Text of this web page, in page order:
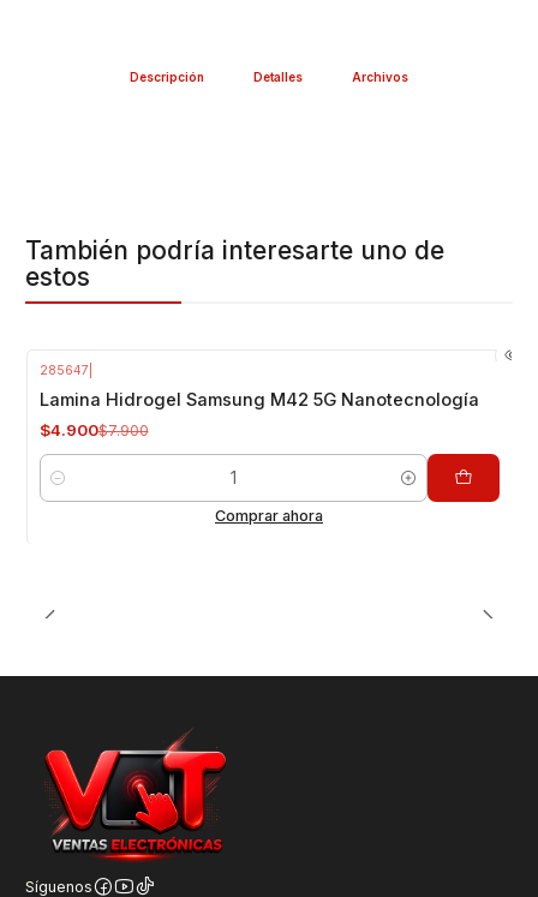
Respaldo VENTAS ELECTRONICAS
Gran variedad y repuestos para tu smartphone
Descripción Detalles Archivos
También podría interesarte uno de
estos
285647
Lamina Hidrogel Samsung M42 5G Nanotecnología
$4.900$7.900
Cantidad
Comprar ahora
Síguenos